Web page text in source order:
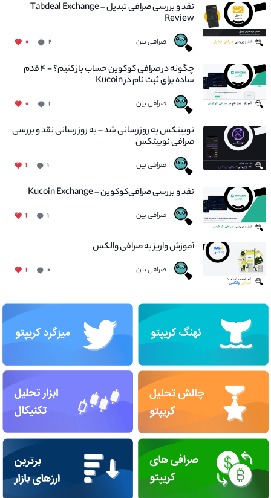
نقد و بررسی صرافی تبدیل – Tabdeal Exchange
Review
صرافی بین ۲ ۰
چگونه در صرافی کوکوین حساب باز کنیم؟ - ۴ قدم
ساده برای ثبت نام در Kucoin
صرافی بین ۱ ۰
نوبیتکس به روزرسانی شد – به روز رسانی نقد و بررسی
صرافی نوبیتکس
صرافی بین ۱ ۱
نقد و بررسی صرافی‌کوکوین – Kucoin Exchange
صرافی بین ۱ ۱
آموزش واریز به صرافی والکس
صرافی بین ۰ ۱